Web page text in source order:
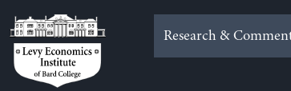
to
content
Research &